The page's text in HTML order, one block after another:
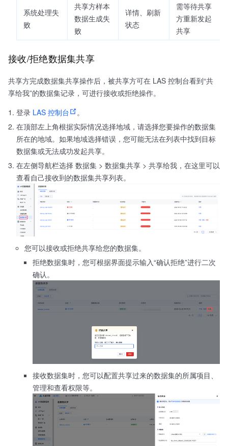
系统处理失
败
共享方样本
数据生成失
败
详情、刷新
状态
需等待共享
方重新发起
共享
接收/拒绝数据集共享
共享方完成数据集共享操作后，被共享方可在 LAS 控制台看到“共
享给我”的数据集记录，可进行接收或拒绝操作。
登录 LAS 控制台
。
在顶部左上角根据实际情况选择地域，请选择您要操作的数据集
所在的地域。如果地域选择错误，您可能无法在列表中找到目标
数据集或无法成功发起共享。
在左侧导航栏选择 数据集 > 数据集共享 > 共享给我，在这里可以
查看自己接收到的数据集共享列表。
您可以接收或拒绝共享给您的数据集。
拒绝数据集时，您可根据界面提示输入“确认拒绝”进行二次
确认。
接收数据集时，您可以配置共享过来的数据集的所属项目、
管理和查看权限等。